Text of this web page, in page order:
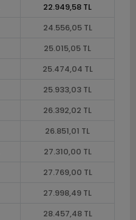
22.949,58 TL
24.556,05 TL
25.015,05 TL
25.474,04 TL
25.933,03 TL
26.392,02 TL
26.851,01 TL
27.310,00 TL
27.769,00 TL
27.998,49 TL
28.457,48 TL